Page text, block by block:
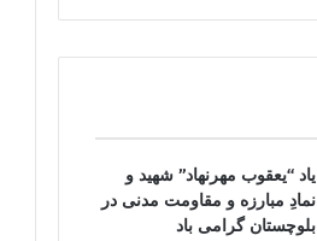
یاد “یعقوب مهرنهاد” شهید و
نمادِ مبارزه و مقاومت مدنی در
بلوچستان گرامی باد